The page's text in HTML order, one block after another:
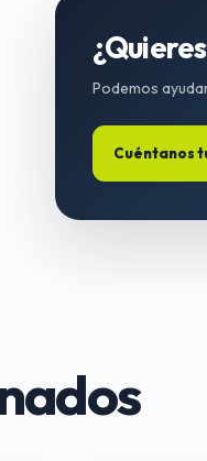
Podemos
Cuéntanos